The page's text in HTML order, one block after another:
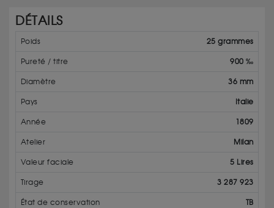
DÉTAILS
Poids 25 grammes
Pureté / titre 900 ‰
Diamètre 36 mm
Pays Italie
Année 1809
Atelier Milan
Valeur faciale 5 Lires
Tirage 3 287 923
État de conservation TB